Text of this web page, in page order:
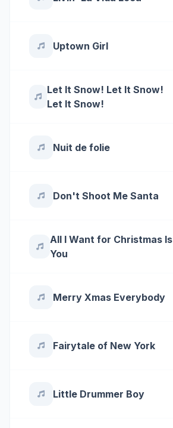
Uptown Girl
Let It Snow! Let It Snow!
Let It Snow!
Nuit de folie
Don't Shoot Me Santa
All I Want for Christmas Is
You
Merry Xmas Everybody
Fairytale of New York
Little Drummer Boy